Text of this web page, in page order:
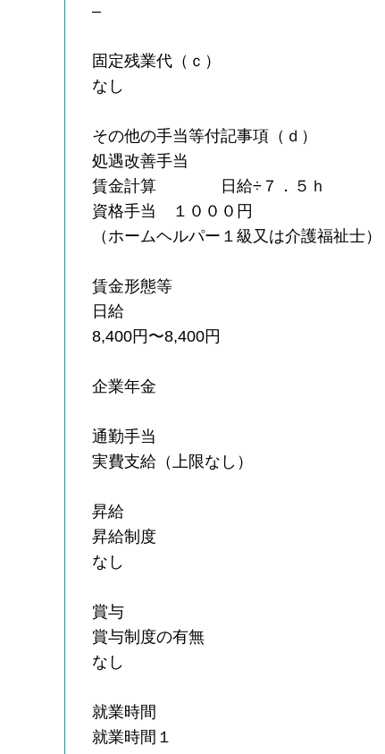
–
固定残業代（ｃ）
なし
その他の手当等付記事項（ｄ）
処遇改善手当
賃金計算 日給÷７．５ｈ
資格手当 １０００円
（ホームヘルパー１級又は介護福祉士）
賃金形態等
日給
8,400円〜8,400円
企業年金
通勤手当
実費支給（上限なし）
昇給
昇給制度
なし
賞与
賞与制度の有無
なし
就業時間
就業時間１